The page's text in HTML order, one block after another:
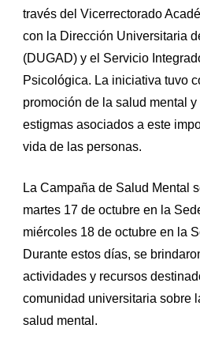
través del Vicerrectorado
con la Dirección Universitaria
(DUGAD) y el Servicio
Psicológica. La iniciativa tuvo
promoción de la salud mental
estigmas asociados a este
vida de las personas.
La Campaña de Salud Mental
martes 17 de octubre en la
miércoles 18 de octubre en la
Durante estos días, se
actividades y recursos
comunidad universitaria sobre
salud mental.